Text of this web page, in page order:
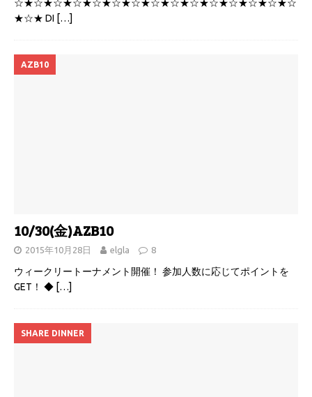
☆★☆★☆★☆★☆★☆★☆★☆★☆★☆★☆★☆★☆★☆★☆
★☆★ DI […]
AZB10
10/30(金)AZB10
2015年10月28日 elgla 8
ウィークリートーナメント開催！ 参加人数に応じてポイントを
GET！ ◆ […]
SHARE DINNER